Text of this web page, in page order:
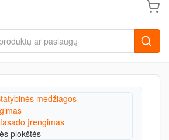
medžiagos
įrengimas
plokštės